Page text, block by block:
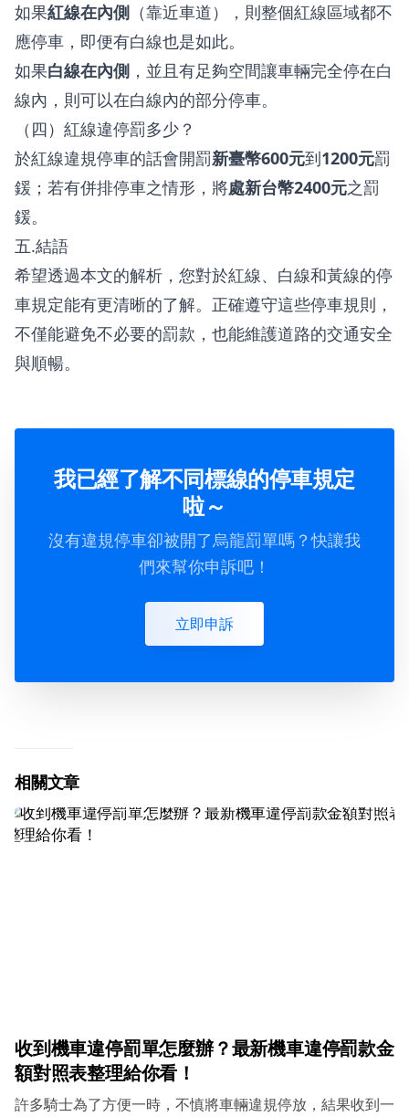
如果紅線在內側 （靠近車道），則整個紅線區域都不
應停車，即便有白線也是如此。
如果白線在內側 ，並且有足夠空間讓車輛完全停在白
線內，則可以在白線內的部分停車。
（四）紅線違停罰多少？
於紅線違規停車的話會開罰新臺幣600元到1200元罰
鍰；若有併排停車之情形，將處新台幣2400元之罰
鍰。
五.結語
希望透過本文的解析，您對於紅線、白線和黃線的停
車規定能有更清晰的了解。正確遵守這些停車規則，
不僅能避免不必要的罰款，也能維護道路的交通安全
與順暢。
我已經了解不同標線的停車規定
啦～
沒有違規停車卻被開了烏龍罰單嗎？快讓我
們來幫你申訴吧！
立即申訴
相關文章
收到機車違停罰單怎麼辦？最新機車違停罰款金
額對照表整理給你看！
許多騎士為了方便一時，不慎將車輛違規停放，結果收到一